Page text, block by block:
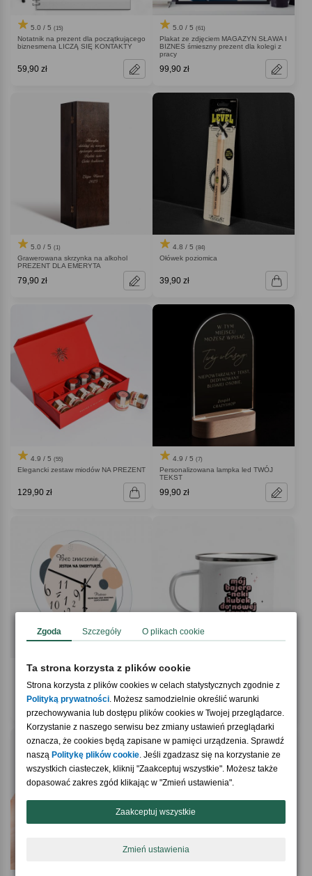
5.0 / 5 (15)
Notatnik na prezent dla początkującego
biznesmena LICZĄ SIĘ KONTAKTY
59,90 zł
5.0 / 5 (61)
Plakat ze zdjęciem MAGAZYN SŁAWA I
BIZNES śmieszny prezent dla kolegi z
pracy
99,90 zł
5.0 / 5 (1)
Grawerowana skrzynka na alkohol
PREZENT DLA EMERYTA
79,90 zł
4.8 / 5 (84)
Ołówek poziomica
39,90 zł
4.9 / 5 (55)
Elegancki zestaw miodów NA PREZENT
129,90 zł
4.9 / 5 (7)
Personalizowana lampka led TWÓJ
TEKST
99,90 zł
4.4 / 5(5)
Personalizowany szklany ZEGAR DLA
EMERYTA
119,90 zł
4.7 / 5
Kubek do nowej pracy BAJERANCKI
64,90 zł
przeznaczona wyłącznie dla osób pełnoletnich.
Masz ukończone 18 lat i chcesz zerknąć na ten produkt
Tak, chętnie
Zgoda Szczegóły O plikach cookie
Ta strona korzysta z plików cookie
Strona korzysta z plików cookies w celach statystycznych zgodnie z
Polityką prywatności. Możesz samodzielnie określić warunki
przechowywania lub dostępu plików cookies w Twojej przeglądarce.
Korzystanie z naszego serwisu bez zmiany ustawień przeglądarki
oznacza, że cookies będą zapisane w pamięci urządzenia. Sprawdź
naszą Politykę plików cookie. Jeśli zgadzasz się na korzystanie ze
wszystkich ciasteczek, kliknij "Zaakceptuj wszystkie". Możesz także
dopasować zakres zgód klikając w "Zmień ustawienia".
Zaakceptuj wszystkie
Zmień ustawienia